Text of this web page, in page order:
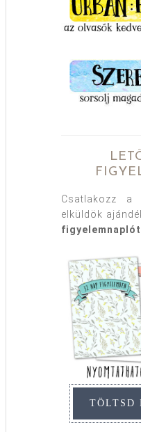
Csatlakozz a
elküldök
figyelemnaplót
TÖLTSD